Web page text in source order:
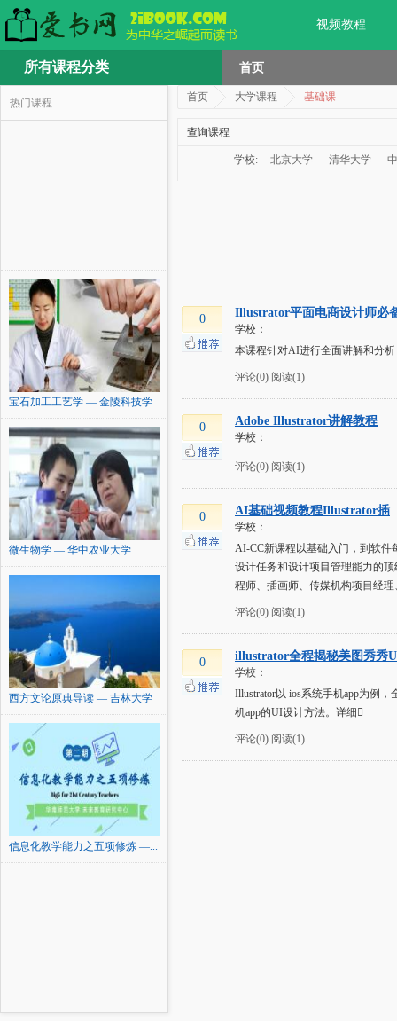
视频教程
所有课程分类 首页
热门课程
宝石加工工艺学 — 金陵科技学
院
微生物学 — 华中农业大学
西方文论原典导读 — 吉林大学
信息化教学能力之五项修炼 —...
首页 大学课程 基础课
查询课程
学校: 北京大学 清华大学
0 Illustrator平面电商设计师必
学校：
本课程针对AI进行全面讲解和分
评论(0) 阅读(1)
0 Adobe Illustrator讲解教程
学校：
评论(0) 阅读(1)
0 AI基础视频教程Illustrator插
学校：
AI-CC新课程以基础入门，到软件
设计任务和设计项目管理能力的
程师、插画师、传媒机构项目经
评论(0) 阅读(1)
0 illustrator全程揭秘美图秀秀U
学校：
Illustrator以 ios系统手机app为例
机app的UI设计方法。详细
评论(0) 阅读(1)